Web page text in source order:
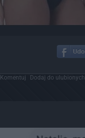
Komentuj Dodaj do ulubionych